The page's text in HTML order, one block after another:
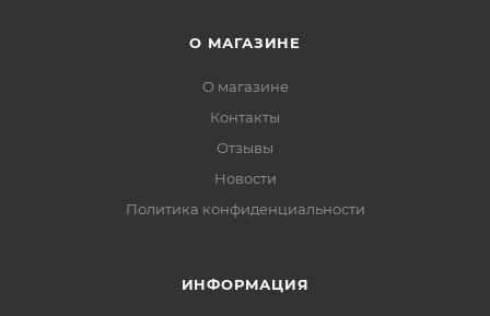
О МАГАЗИНЕ
О магазине
Контакты
Отзывы
Новости
Политика конфиденциальности
ИНФОРМАЦИЯ